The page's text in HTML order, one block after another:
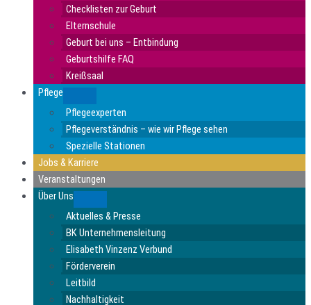
Checklisten zur Geburt
Elternschule
Geburt bei uns – Entbindung
Geburtshilfe FAQ
Kreißsaal
Pflege
Pflegeexperten
Pflegeverständnis – wie wir Pflege sehen
Spezielle Stationen
Jobs & Karriere
Veranstaltungen
Über Uns
Aktuelles & Presse
BK Unternehmensleitung
Elisabeth Vinzenz Verbund
Förderverein
Leitbild
Nachhaltigkeit